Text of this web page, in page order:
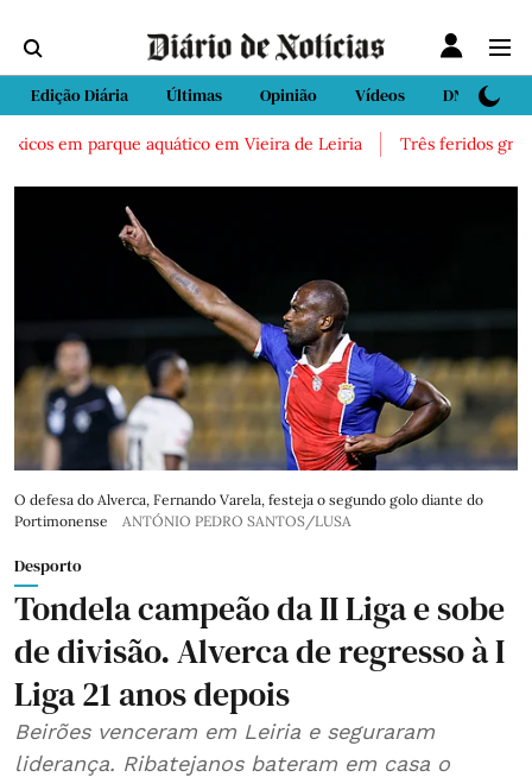
Edição Diária Últimas Opinião Vídeos DN Sport
em parque aquático em Vieira de Leiria Três feridos graves
O defesa do Alverca, Fernando Varela, festeja o segundo golo diante do
Portimonense
ANTÓNIO PEDRO SANTOS/LUSA
Desporto
Tondela campeão da II Liga e sobe
de divisão. Alverca de regresso à I
Liga 21 anos depois
Beirões venceram em Leiria e seguraram
liderança. Ribatejanos bateram em casa o